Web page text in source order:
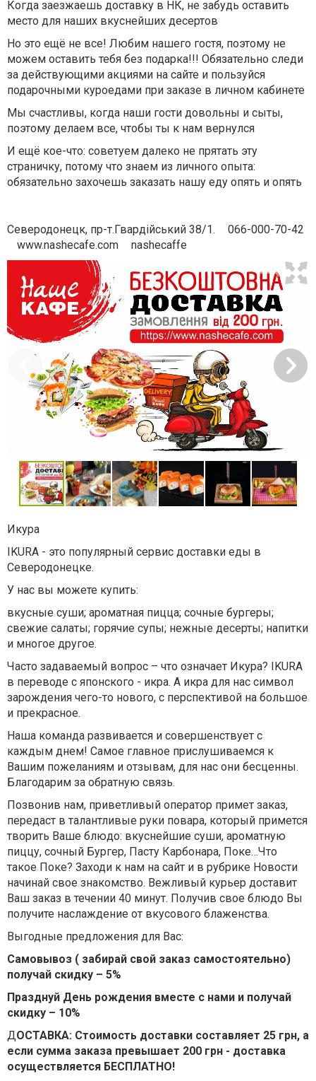
Когда заезжаешь доставку в НК, не забудь оставить
место для наших вкуснейших десертов
Но это ещё не все! Любим нашего гостя, поэтому не
можем оставить тебя без подарка!!! Обязательно следи
за действующими акциями на сайте и пользуйся
подарочными куроедами при заказе в личном кабинете
Мы счастливы, когда наши гости довольны и сыты,
поэтому делаем все, чтобы ты к нам вернулся
И ещё кое-что: советуем далеко не прятать эту
страничку, потому что знаем из личного опыта:
обязательно захочешь заказать нашу еду опять и опять
Северодонецк, пр-т.Гвардійський 38/1.
066-000-70-42
www.nashecafe.com
nashecaffe
Икура
IKURA - это популярный сервис доставки еды в
Северодонецке.
У нас вы можете купить:
вкусные суши; ароматная пицца; сочные бургеры;
свежие салаты; горячие супы; нежные десерты; напитки
и многое другое.
Часто задаваемый вопрос – что означает Икура? IKURA
в переводе с японского - икра. А икра для нас символ
зарождения чего-то нового, с перспективой на большое
и прекрасное.
Наша команда развивается и совершенствует с
каждым днем! Самое главное прислушиваемся к
Вашим пожеланиям и отзывам, для нас они бесценны.
Благодарим за обратную связь.
Позвонив нам, приветливый оператор примет заказ,
передаст в талантливые руки повара, который примется
творить Ваше блюдо: вкуснейшие суши, ароматную
пиццу, сочный Бургер, Пасту Карбонара, Поке…Что
такое Поке? Заходи к нам на сайт и в рубрике Новости
начинай свое знакомство. Вежливый курьер доставит
Ваш заказ в течении 40 минут. Получив свое блюдо Вы
получите наслаждение от вкусового блаженства.
Выгодные предложения для Вас:
Самовывоз ( забирай свой заказ самостоятельно)
получай скидку – 5%
Празднуй День рождения вместе с нами и получай
скидку – 10%
ДОСТАВКА: Стоимость доставки составляет 25 грн, а
если сумма заказа превышает 200 грн - доставка
осуществляется БЕСПЛАТНО!